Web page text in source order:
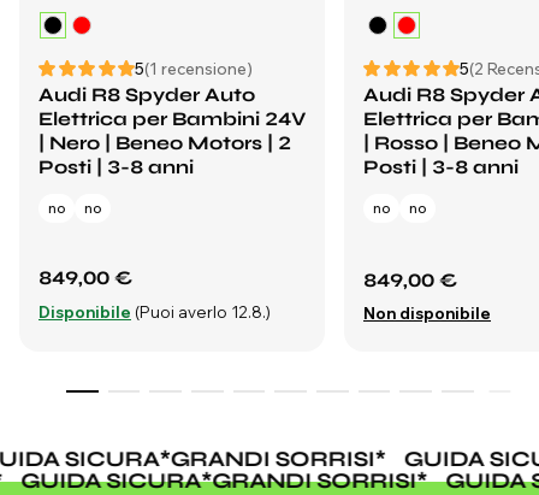
5(1 recensione)
Audi R8 Spyder Auto
Elettrica per Bambini 24V
| Nero | Beneo Motors | 2
Posti | 3-8 anni
no no
849,00 €
Disponibile (Puoi averlo 12.8.)
5(2
Audi R8 Spyder
Elettrica per
| Rosso | Beneo
Posti | 3-8 anni
no no
849,00 €
Non disponibile
SICURA*GRANDI SORRISI*
GUIDA
* GUIDA SICURA*GRANDI SORRISI*